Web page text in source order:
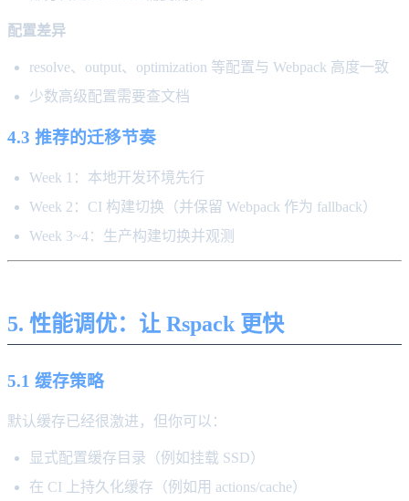
配置差异
resolve、output、optimization 等配置与 Webpack 高度一致
少数高级配置需要查文档
4.3 推荐的迁移节奏
Week 1：本地开发环境先行
Week 2：CI 构建切换（并保留 Webpack 作为 fallback）
Week 3~4：生产构建切换并观测
5. 性能调优：让 Rspack 更快
5.1 缓存策略
默认缓存已经很激进，但你可以：
显式配置缓存目录（例如挂载 SSD）
在 CI 上持久化缓存（例如用 actions/cache）